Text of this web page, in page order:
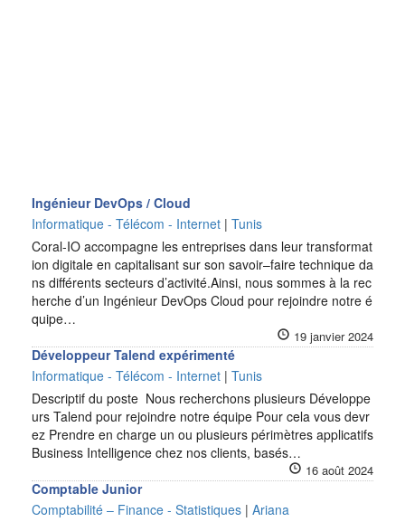
Ingénieur DevOps / Cloud
Informatique - Télécom - Internet | Tunis
Coral-IO accompagne les entreprises dans leur transformat
ion digitale en capitalisant sur son savoir–faire technique da
ns différents secteurs d’activité.Ainsi, nous sommes à la rec
herche d’un Ingénieur DevOps Cloud pour rejoindre notre é
quipe…
19 janvier 2024
Développeur Talend expérimenté
Informatique - Télécom - Internet | Tunis
Descriptif du poste Nous recherchons plusieurs Développe
urs Talend pour rejoindre notre équipe Pour cela vous devr
ez Prendre en charge un ou plusieurs périmètres applicatifs
Business Intelligence chez nos clients, basés…
16 août 2024
Comptable Junior
Comptabilité – Finance - Statistiques | Ariana